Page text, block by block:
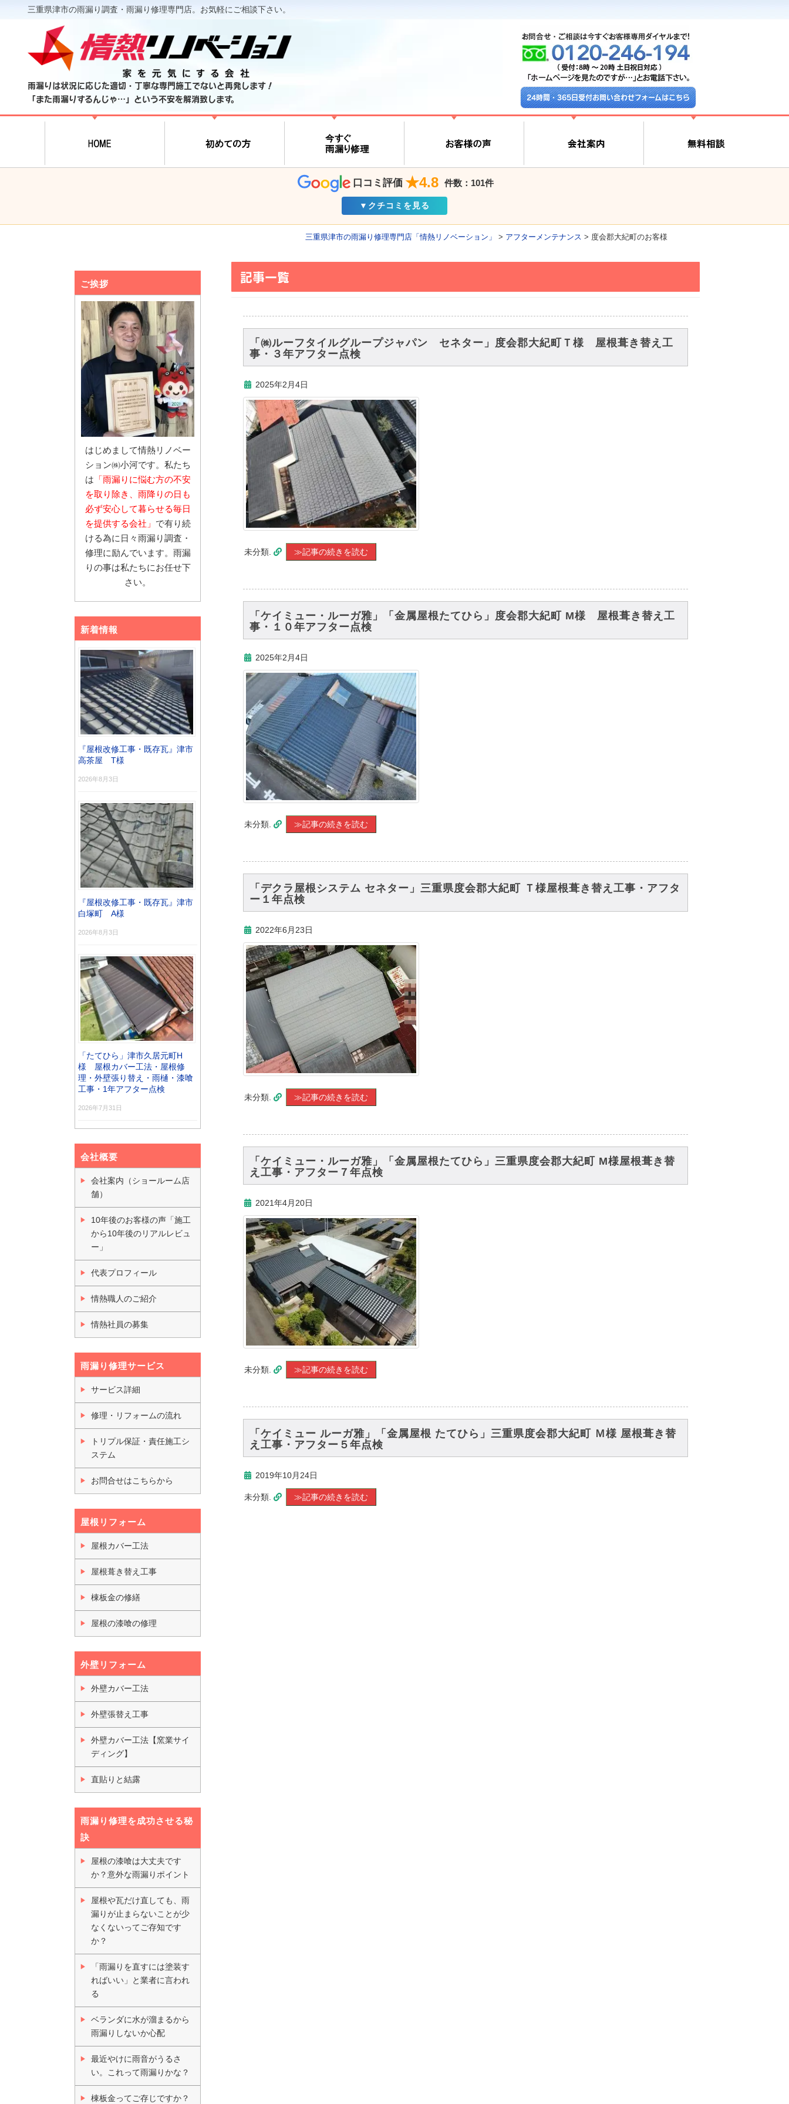
三重県津市の雨漏り調査・雨漏り修理専門店。お気軽にご相談下さい。
雨漏りは状況に応じた適切・丁寧な専門施工でないと再発します！
「また雨漏りするんじゃ…」という不安を解消致します。
24時間・365日受付お問い合わせフォームはこちら
口コミ評価 ★4.8 件数：101件
▼クチコミを見る
三重県津市の雨漏り修理専門店「情熱リノベーション」 > アフターメンテナンス > 度会郡大紀町のお客様
記事一覧
「㈱ルーフタイルグループジャパン セネター」度会郡大紀町Ｔ様 屋根葺き替え工
事・３年アフター点検
2025年2月4日
未分類. ≫記事の続きを読む
「ケイミュー・ルーガ雅」「金属屋根たてひら」度会郡大紀町 M様 屋根葺き替え工
事・１０年アフター点検
2025年2月4日
未分類. ≫記事の続きを読む
「デクラ屋根システム セネター」三重県度会郡大紀町 Ｔ様屋根葺き替え工事・アフタ
ー１年点検
2022年6月23日
未分類. ≫記事の続きを読む
「ケイミュー・ルーガ雅」「金属屋根たてひら」三重県度会郡大紀町 M様屋根葺き替
え工事・アフター７年点検
2021年4月20日
未分類. ≫記事の続きを読む
「ケイミュー ルーガ雅」「金属屋根 たてひら」三重県度会郡大紀町 Ｍ様 屋根葺き替
え工事・アフター５年点検
2019年10月24日
未分類. ≫記事の続きを読む
ご挨拶
はじめまして情熱リノベー
ション㈱小河です。私たち
は 「雨漏りに悩む方の不安
を取り除き、雨降りの日も
必ず安心して暮らせる毎日
を提供する会社」 で有り続
ける為に日々雨漏り調査・
修理に励んでいます。雨漏
りの事は私たちにお任せ下
さい。
新着情報
『屋根改修工事・既存瓦』津市
高茶屋 T様
2026年8月3日
『屋根改修工事・既存瓦』津市
白塚町 A様
2026年8月3日
「たてひら」津市久居元町H
様 屋根カバー工法・屋根修
理・外壁張り替え・雨樋・漆喰
工事・1年アフター点検
2026年7月31日
会社概要
会社案内（ショールーム店
舗）
10年後のお客様の声「施工
から10年後のリアルレビュ
ー」
代表プロフィール
情熱職人のご紹介
情熱社員の募集
雨漏り修理サービス
サービス詳細
修理・リフォームの流れ
トリプル保証・責任施工シ
ステム
お問合せはこちらから
屋根リフォーム
屋根カバー工法
屋根葺き替え工事
棟板金の修繕
屋根の漆喰の修理
外壁リフォーム
外壁カバー工法
外壁張替え工事
外壁カバー工法【窯業サイ
ディング】
直貼りと結露
雨漏り修理を成功させる秘
訣
屋根の漆喰は大丈夫です
か？意外な雨漏りポイント
屋根や瓦だけ直しても、雨
漏りが止まらないことが少
なくないってご存知です
か？
「雨漏りを直すには塗装す
ればいい」と業者に言われ
る
ベランダに水が溜まるから
雨漏りしないか心配
最近やけに雨音がうるさ
い。これって雨漏りかな？
棟板金ってご存じですか？